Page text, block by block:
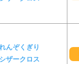
んぞくぎり
シザークロス